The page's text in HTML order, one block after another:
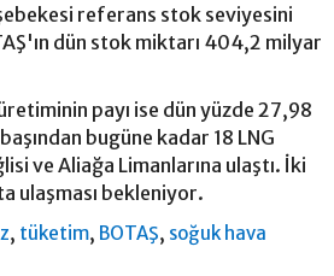
referans stok seviyesini
dün stok miktarı 404,2 milyar
payı ise dün yüzde 27,98
bugüne kadar 18 LNG
ve Aliağa Limanlarına ulaştı. İki
ulaşması bekleniyor.
, tüketim, BOTAŞ, soğuk hava